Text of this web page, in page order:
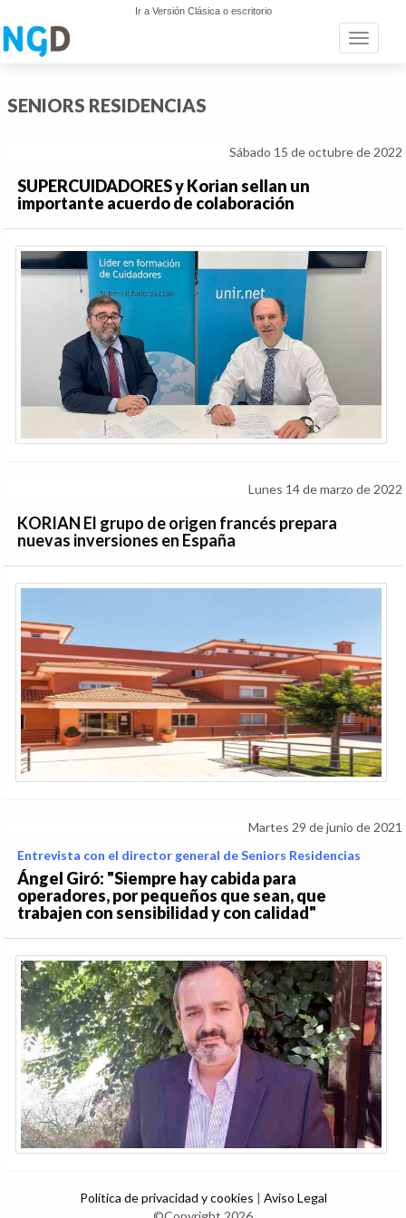
Ir a Versión Clásica o escritorio
Toggle
SENIORS RESIDENCIAS
Sábado 15 de octubre de 2022
SUPERCUIDADORES y Korian sellan un
importante acuerdo de colaboración
Lunes 14 de marzo de 2022
KORIAN El grupo de origen francés prepara
nuevas inversiones en España
Martes 29 de junio de 2021
Entrevista con el director general de Seniors Residencias
Ángel Giró: "Siempre hay cabida para
operadores, por pequeños que sean, que
trabajen con sensibilidad y con calidad"
Política de privacidad y cookies | Aviso Legal